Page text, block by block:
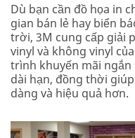
Dù bạn cần đồ họa in
gian bán lẻ hay biển
trời, 3M cung cấp giải
vinyl và không vinyl
trình khuyến mãi
dài hạn, đồng thời
dàng và hiệu quả hơn.